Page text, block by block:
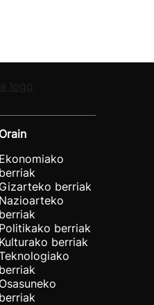
Orain
Ekonomiako
berriak
Gizarteko berriak
Nazioarteko
berriak
Politikako berriak
Kulturako berriak
berriak
Osasuneko
berriak